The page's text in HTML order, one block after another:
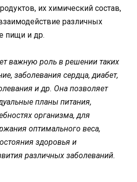
их химический состав,
различных
пищи и др.
важную роль в решении таких
заболевания сердца, диабет,
и др. Она позволяет
планы питания,
организма, для
оптимального веса,
здоровья и
различных заболеваний.